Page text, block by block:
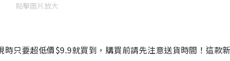
點擊圖片放大
只要超低價$9.9就買到，購買前請先注意送貨時間！這款